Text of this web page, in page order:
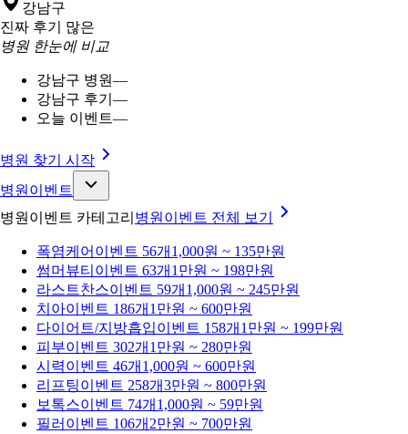
강남구
진짜 후기 많은
병원 한눈에 비교
강남구 병원—
강남구 후기 —
오늘 이벤트—
병원 찾기 시작
병원이벤트
병원이벤트 카테고리 병원이벤트 전체 보기
폭염케어 이벤트 56개 1,000원 ~ 135만원
썸머뷰티 이벤트 63개 1만원 ~ 198만원
라스트찬스이벤트 59개 1,000원 ~ 245만원
치아이벤트 186개 1만원 ~ 600만원
다이어트/지방흡입이벤트 158개 1만원 ~ 199만원
피부이벤트 302개 1만원 ~ 280만원
시력이벤트 46개 1,000원 ~ 600만원
리프팅이벤트 258개3만원 ~ 800만원
보톡스이벤트 74개 1,000원 ~ 59만원
필러 이벤트 106개 2만원 ~ 700만원